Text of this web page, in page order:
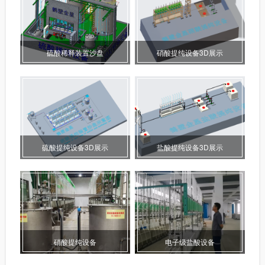
硫酸稀释装置沙盘 硝酸提纯设备3D展示
硫酸提纯设备3D展示 盐酸提纯设备3D展示
硝酸提纯设备 电子级盐酸设备